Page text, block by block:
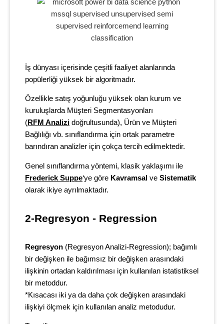
İş dünyası içerisinde çeşitli faaliyet alanlarında
popülerliği yüksek bir algoritmadır.
Özellikle satış yoğunluğu yüksek olan kurum ve
kuruluşlarda Müşteri Segmentasyonları
(RFM Analizi doğrultusunda), Ürün ve Müşteri
Bağlılığı vb. sınıflandırma için ortak parametre
barındıran analizler için çokça tercih edilmektedir.
Genel sınıflandırma yöntemi, klasik yaklaşımı ile
Frederick Suppe‘ye göre Kavramsal ve Sistematik
olarak ikiye ayrılmaktadır.
2-Regresyon - Regression
Regresyon (Regresyon Analizi-Regression); bağımlı
bir değişken ile bağımsız bir değişken arasındaki
ilişkinin ortadan kaldırılması için kullanılan istatistiksel
bir metoddur.
*Kısacası iki ya da daha çok değişken arasındaki
ilişkiyi ölçmek için kullanılan analiz metodudur.